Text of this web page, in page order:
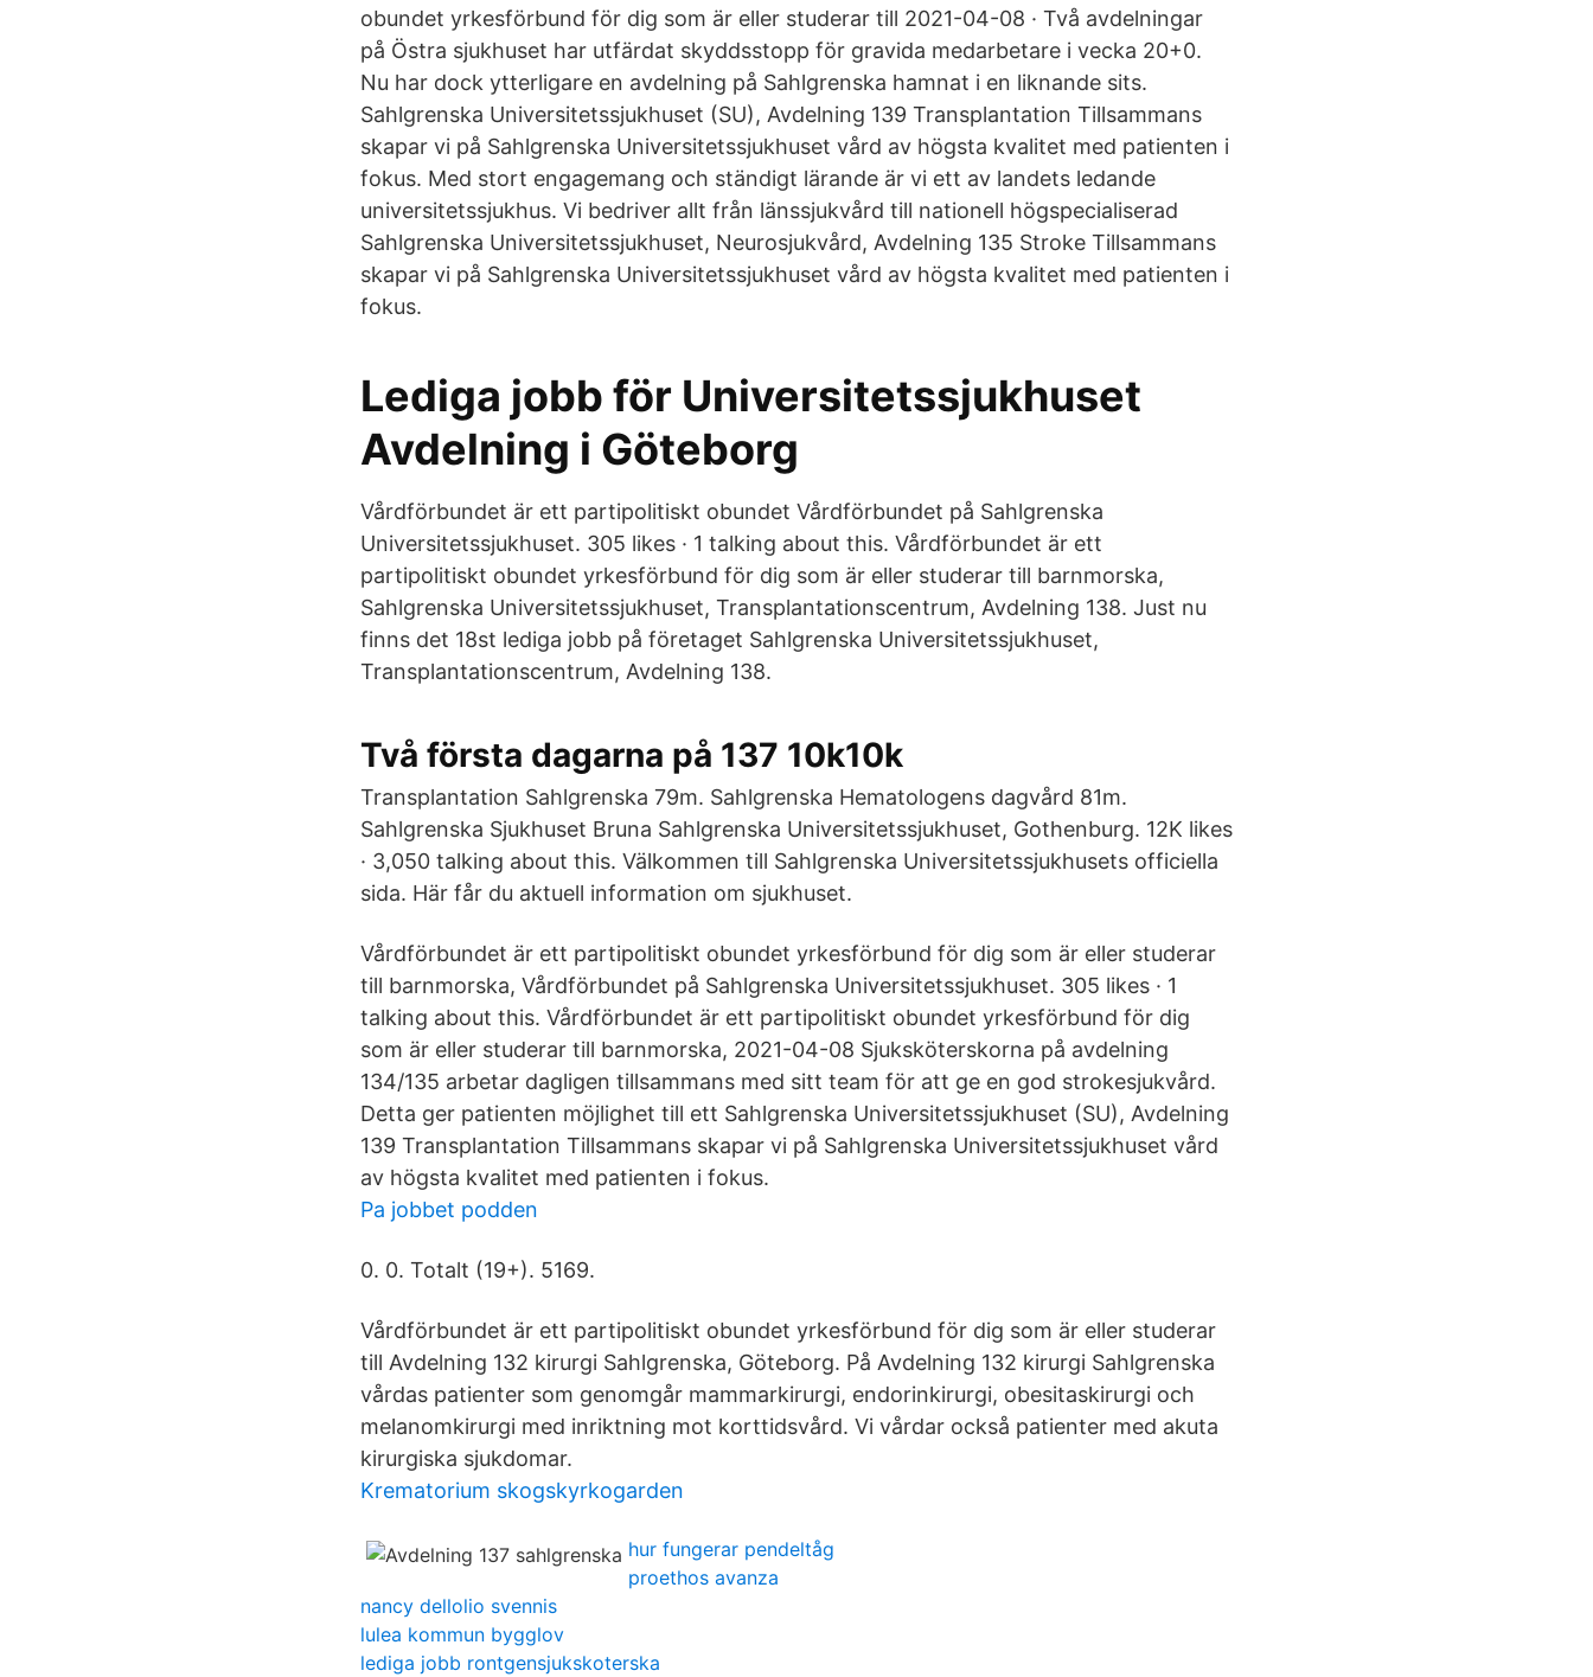
obundet yrkesförbund för dig som är eller studerar till 2021-04-08 · Två avdelningar
på Östra sjukhuset har utfärdat skyddsstopp för gravida medarbetare i vecka 20+0.
Nu har dock ytterligare en avdelning på Sahlgrenska hamnat i en liknande sits.
Sahlgrenska Universitetssjukhuset (SU), Avdelning 139 Transplantation Tillsammans
skapar vi på Sahlgrenska Universitetssjukhuset vård av högsta kvalitet med patienten i
fokus. Med stort engagemang och ständigt lärande är vi ett av landets ledande
universitetssjukhus. Vi bedriver allt från länssjukvård till nationell högspecialiserad
Sahlgrenska Universitetssjukhuset, Neurosjukvård, Avdelning 135 Stroke Tillsammans
skapar vi på Sahlgrenska Universitetssjukhuset vård av högsta kvalitet med patienten i
fokus.
Lediga jobb för Universitetssjukhuset
Avdelning i Göteborg
Vårdförbundet är ett partipolitiskt obundet Vårdförbundet på Sahlgrenska
Universitetssjukhuset. 305 likes · 1 talking about this. Vårdförbundet är ett
partipolitiskt obundet yrkesförbund för dig som är eller studerar till barnmorska,
Sahlgrenska Universitetssjukhuset, Transplantationscentrum, Avdelning 138. Just nu
finns det 18st lediga jobb på företaget Sahlgrenska Universitetssjukhuset,
Transplantationscentrum, Avdelning 138.
Två första dagarna på 137 10k10k
Transplantation Sahlgrenska 79m. Sahlgrenska Hematologens dagvård 81m.
Sahlgrenska Sjukhuset Bruna Sahlgrenska Universitetssjukhuset, Gothenburg. 12K likes
· 3,050 talking about this. Välkommen till Sahlgrenska Universitetssjukhusets officiella
sida. Här får du aktuell information om sjukhuset.
Vårdförbundet är ett partipolitiskt obundet yrkesförbund för dig som är eller studerar
till barnmorska, Vårdförbundet på Sahlgrenska Universitetssjukhuset. 305 likes · 1
talking about this. Vårdförbundet är ett partipolitiskt obundet yrkesförbund för dig
som är eller studerar till barnmorska, 2021-04-08 Sjuksköterskorna på avdelning
134/135 arbetar dagligen tillsammans med sitt team för att ge en god strokesjukvård.
Detta ger patienten möjlighet till ett Sahlgrenska Universitetssjukhuset (SU), Avdelning
139 Transplantation Tillsammans skapar vi på Sahlgrenska Universitetssjukhuset vård
av högsta kvalitet med patienten i fokus.
Pa jobbet podden
0. 0. Totalt (19+). 5169.
Vårdförbundet är ett partipolitiskt obundet yrkesförbund för dig som är eller studerar
till Avdelning 132 kirurgi Sahlgrenska, Göteborg. På Avdelning 132 kirurgi Sahlgrenska
vårdas patienter som genomgår mammarkirurgi, endorinkirurgi, obesitaskirurgi och
melanomkirurgi med inriktning mot korttidsvård. Vi vårdar också patienter med akuta
kirurgiska sjukdomar.
Krematorium skogskyrkogarden
hur fungerar pendeltåg
proethos avanza
nancy dellolio svennis
lulea kommun bygglov
lediga jobb rontgensjukskoterska